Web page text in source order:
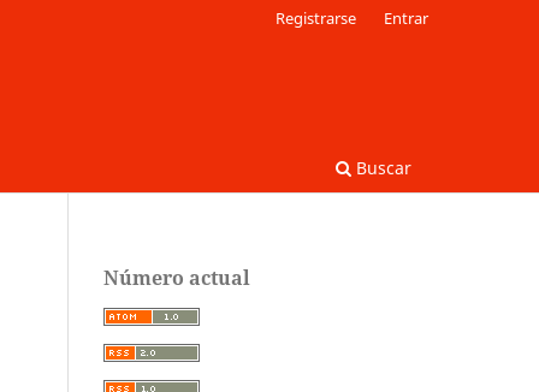
Buscar
Registrarse Entrar
Número actual